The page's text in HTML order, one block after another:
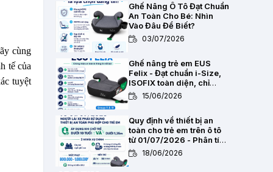
cùng
tế của
tuyệt
Ghế Nâng Ô Tô Đạt Chuẩn
An Toàn Cho Bé: Nhìn
Vào Đâu Để Biết?
03/07/2026
Ghế nâng trẻ em EUS
Felix - Đạt chuẩn i-Size,
ISOFIX toàn diện, chỉ
2,8kg15/06/2026
Quy định về thiết bị an
toàn cho trẻ em trên ô tô
từ 01/07/2026 - Phân tích
pháp lý toàn diện
18/06/2026